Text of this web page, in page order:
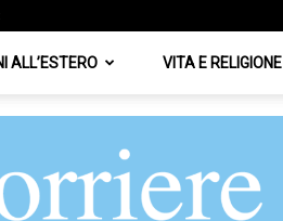
ALL’ESTERO VITA E RELIGIONE